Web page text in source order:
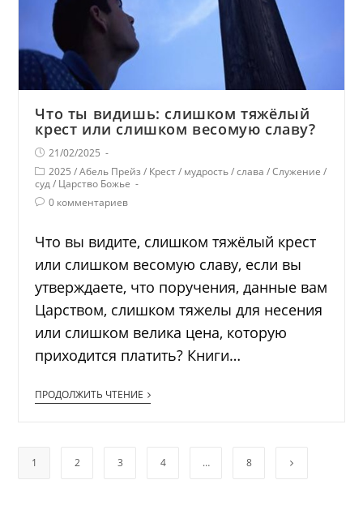
Что ты видишь: слишком тяжёлый
крест или слишком весомую славу?
21/02/2025
2025 / Абель Прейз / Крест / мудрость / слава / Служение /
суд / Царство Божье
0 комментариев
Что вы видите, слишком тяжёлый крест
или слишком весомую славу, если вы
утверждаете, что поручения, данные вам
Царством, слишком тяжелы для несения
или слишком велика цена, которую
приходится платить? Книги…
ПРОДОЛЖИТЬ ЧТЕНИЕ
1 2 3 4 … 8